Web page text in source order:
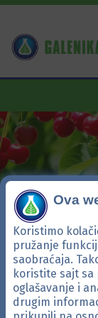
Ova
Koristimo
pružanje
saobraćaja.
koristite sajt sa
oglašavanje i
drugim